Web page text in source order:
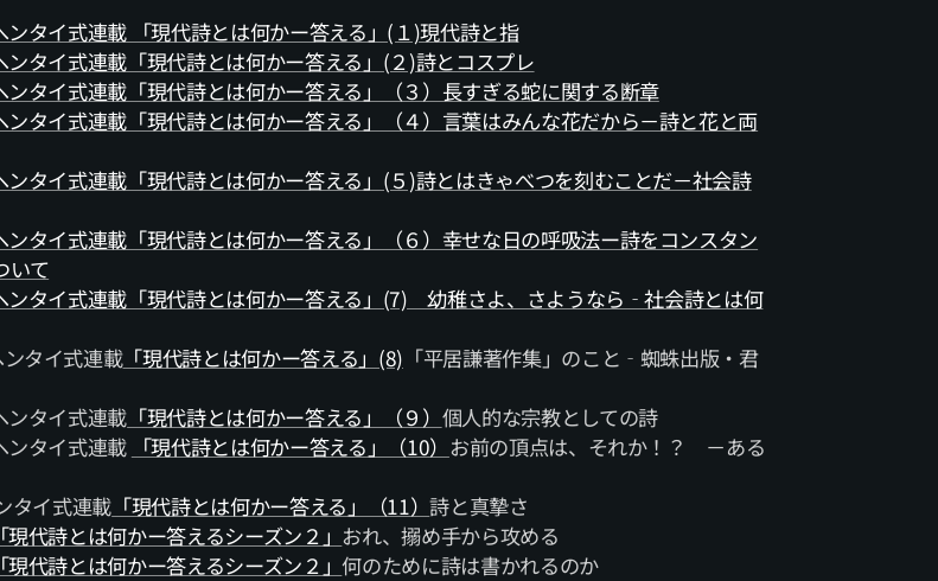
タイ式連載 「現代詩とは何かー答える」(１)現代詩と指
タイ式連載「現代詩とは何かー答える」(２)詩とコスプレ
タイ式連載「現代詩とは何かー答える」（３）長すぎる蛇に関する断章
タイ式連載「現代詩とは何かー答える」（４）言葉はみんな花だから－詩と花と両
タイ式連載「現代詩とは何かー答える」(５)詩とはきゃべつを刻むことだ－社会詩
タイ式連載「現代詩とは何かー答える」（６）幸せな日の呼吸法ー詩をコンスタン
いて
タイ式連載「現代詩とは何かー答える」(7) 幼稚さよ、さようなら‐社会詩とは何
タイ式連載「現代詩とは何かー答える」(8) 「平居謙著作集」のこと‐蜘蛛出版・君
タイ式連載 「現代詩とは何かー答える」（９） 個人的な宗教としての詩
タイ式連載 「現代詩とは何かー答える」（10） お前の頂点は、それか！？ －ある
タイ式連載 「現代詩とは何かー答える」（11）詩と真摯さ
現代詩とは何かー答えるシーズン２」 おれ、搦め手から攻める
現代詩とは何かー答えるシーズン２」何のために詩は書かれるのか